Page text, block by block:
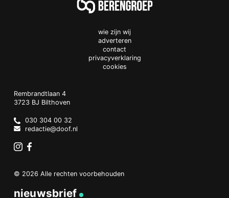
wie zijn wij
adverteren
contact
privacyverklaring
cookies
Doof.nl
work
Rembrandtlaan 4
3723 BJ Bilthoven
Netherlands
030 304 00 32
redactie@doof.nl
© 2026 Alle rechten voorbehouden
nieuwsbrief